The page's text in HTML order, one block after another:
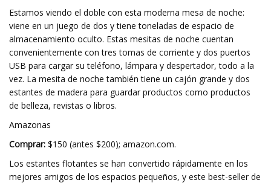
Estamos viendo el doble con esta moderna mesa de noche:
viene en un juego de dos y tiene toneladas de espacio de
almacenamiento oculto. Estas mesitas de noche cuentan
convenientemente con tres tomas de corriente y dos puertos
USB para cargar su teléfono, lámpara y despertador, todo a la
vez. La mesita de noche también tiene un cajón grande y dos
estantes de madera para guardar productos como productos
de belleza, revistas o libros.
Amazonas
Comprar: $150 (antes $200); amazon.com.
Los estantes flotantes se han convertido rápidamente en los
mejores amigos de los espacios pequeños, y este best-seller de